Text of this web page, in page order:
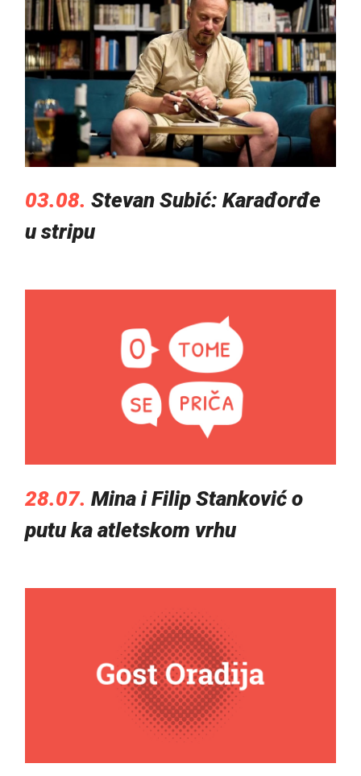
03.08. Stevan Subić: Karađorđe
u stripu
28.07. Mina i Filip Stanković o
putu ka atletskom vrhu